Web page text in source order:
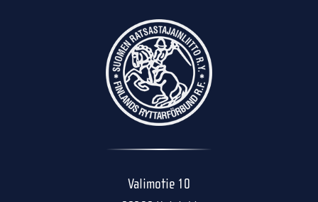
Valimotie 10